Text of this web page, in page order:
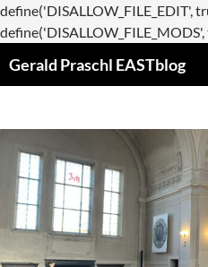
define('DISALLOW_FILE_EDIT',
Gerald Praschl EASTblog